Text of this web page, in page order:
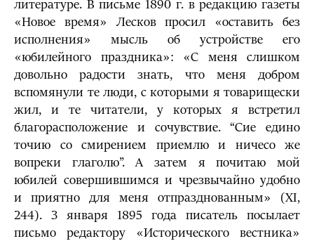
литературе. В письме 1890 г. в редакцию газеты
«Новое время» Лесков просил «оставить без
исполнения» мысль об устройстве его
«юбилейного праздника»: «С меня слишком
довольно радости знать, что меня добром
вспомянули те люди, с которыми я товарищески
жил, и те читатели, у которых я встретил
благорасположение и сочувствие. “Сие едино
точию со смирением приемлю и ничесо же
вопреки глаголю”. А затем я почитаю мой
юбилей совершившимся и чрезвычайно удобно
и приятно для меня отпразднованным» (XI,
244). 3 января 1895 года писатель посылает
письмо редактору «Исторического вестника»